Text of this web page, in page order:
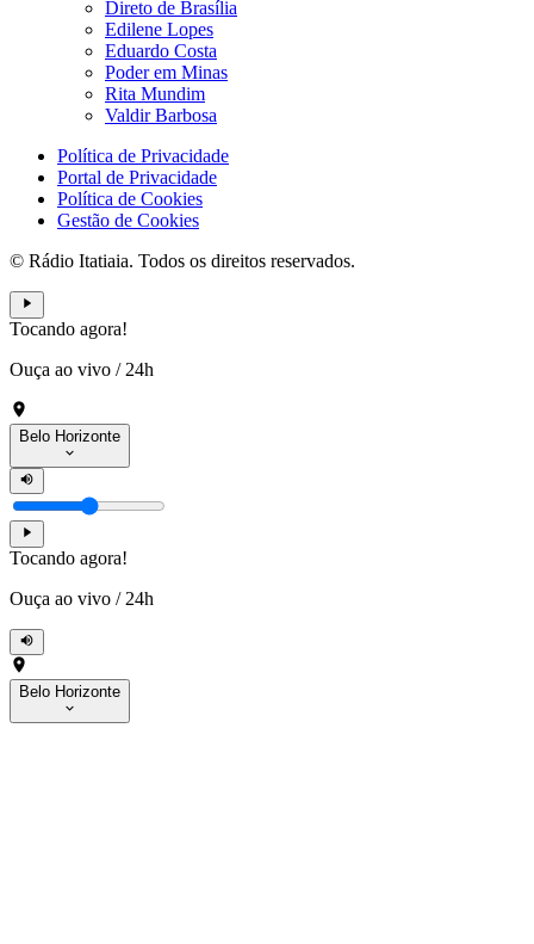
Direto de Brasília
Edilene Lopes
Eduardo Costa
Poder em Minas
Rita Mundim
Valdir Barbosa
Política de Privacidade
Portal de Privacidade
Política de Cookies
Gestão de Cookies
© Rádio Itatiaia. Todos os direitos reservados.
Tocando agora!
Ouça ao vivo / 24h
Belo Horizonte
Tocando agora!
Ouça ao vivo / 24h
Belo Horizonte